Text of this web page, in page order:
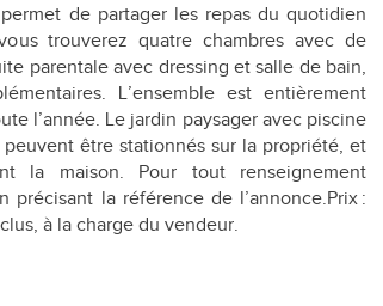
de partager les repas du quotidien
trouverez quatre chambres avec de
parentale avec dressing et salle de bain,
L’ensemble est entièrement
l’année. Le jardin paysager avec piscine
être stationnés sur la propriété, et
la maison. Pour tout renseignement
précisant la référence de l’annonce.Prix :
à la charge du vendeur.